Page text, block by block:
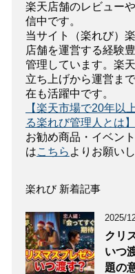
楽天店舗のレビュー
信中です。
当サイト（楽れび）
店舗を運営する経験
管理しています。楽
立ち上げから運営ま
在も活躍中です。
【楽天市場で20年以
る楽れび管理人とは】
お勧め商品・イベン
はこちら よりお願いし
楽れび 新着記事
2025/
クリ
いつ
題の